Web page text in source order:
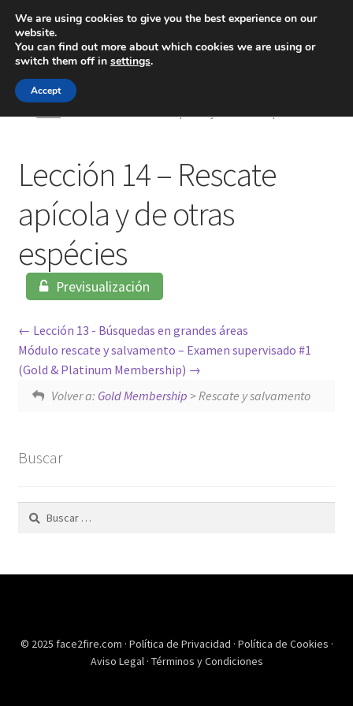
Inicio
Ingeniería
Contacto
Lección 14 – Rescate
apícola y de otras
espécies
Previsualización
Lección 13 - Búsquedas en grandes áreas
Módulo rescate y salvamento – Examen supervisado #1
(Gold & Platinum Membership)
Volver a: Gold Membership > Rescate y salvamento
Buscar
Buscar:
© 2025 face2fire.com · Política de Privacidad · Política de Cookies ·
Aviso Legal · Términos y Condiciones
We are using cookies to give you the best experience on our
website.
You can find out more about which cookies we are using or
switch them off in settings.
Accept